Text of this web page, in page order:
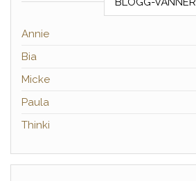
Annie
Bia
Micke
Paula
Thinki